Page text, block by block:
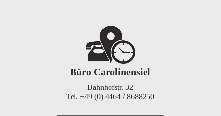
Büro Carolinensiel
Bahnhofstr. 32
Tel. +49 (0) 4464 / 8688250